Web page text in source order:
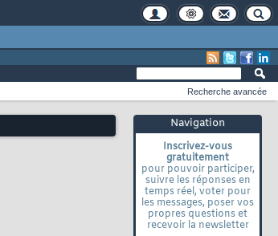
Navigation
Inscrivez-vous
gratuitement
pour pouvoir participer,
suivre les réponses en
temps réel, voter pour
les messages, poser vos
propres questions et
recevoir la newsletter
Recherche avancée